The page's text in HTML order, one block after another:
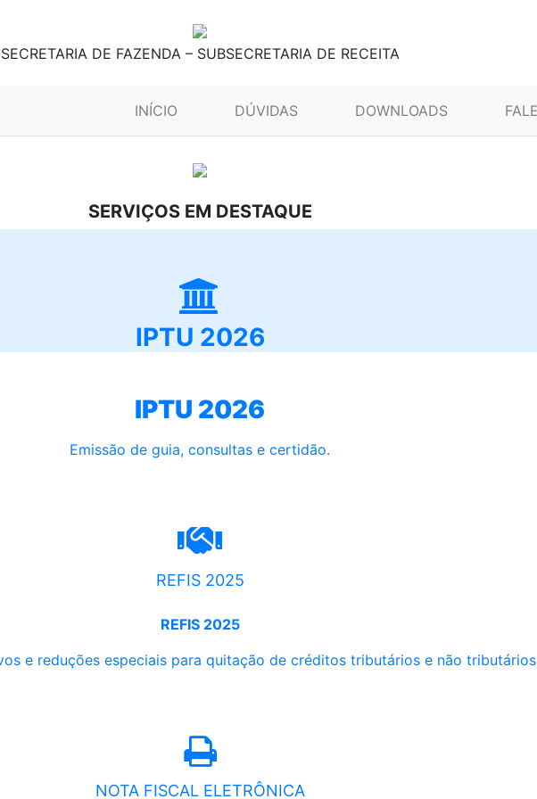
SECRETARIA DE FAZENDA – SUBSECRETARIA DE RECEITA
INÍCIO (CURRENT)DÚVIDAS DOWNLOADS
SERVIÇOS EM DESTAQUE
IPTU 2026
IPTU 2026
Emissão de guia, consultas e certidão.
REFIS 2025
REFIS 2025
e reduções especiais para quitação de créditos tributários e não
NOTA FISCAL ELETRÔNICA